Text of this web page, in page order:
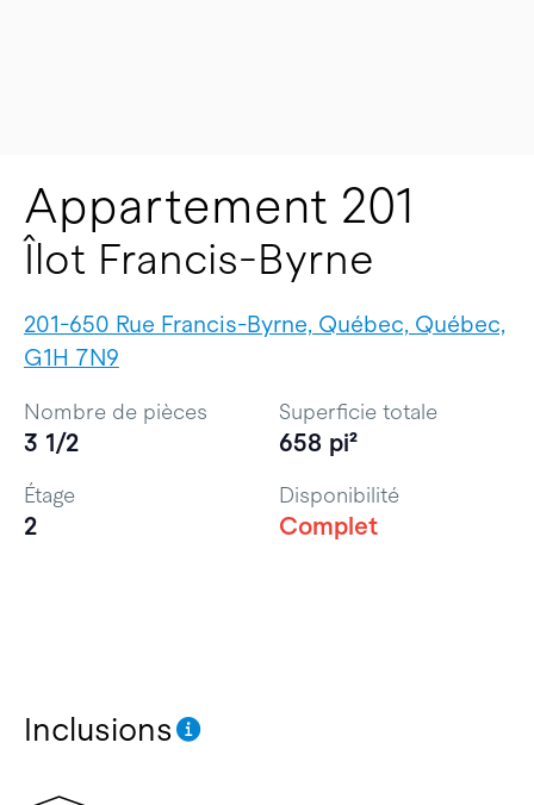
Appartement 201
Îlot Francis-Byrne
201-650 Rue Francis-Byrne, Québec, Québec,
G1H 7N9
Inclusions
Nombre de pièces
3 1/2
Superficie totale
658 pi²
Étage
2
Disponibilité
Complet